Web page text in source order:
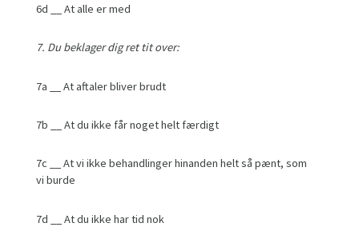
6d __ At alle er med
7. Du beklager dig ret tit over:
7a __ At aftaler bliver brudt
7b __ At du ikke får noget helt færdigt
7c __ At vi ikke behandlinger hinanden helt så pænt, som
vi burde
7d __ At du ikke har tid nok